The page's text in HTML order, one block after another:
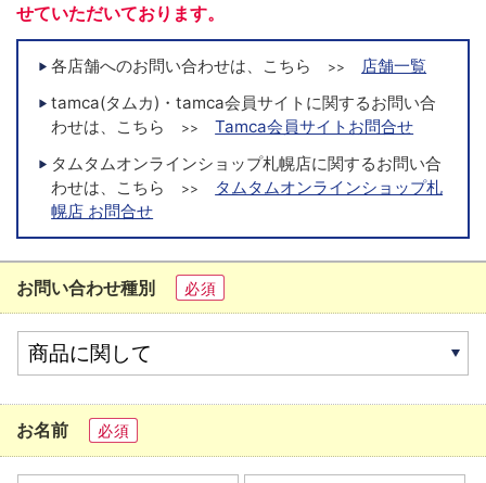
せていただいております。
各店舗へのお問い合わせは、こちら >>
店舗一覧
tamca(タムカ)・tamca会員サイトに関するお問い合
わせは、こちら
>>
Tamca会員サイトお問合せ
タムタムオンラインショップ札幌店に関するお問い合
わせは、こちら
>>
タムタムオンラインショップ札
幌店 お問合せ
お問い合わせ種別 必須
お名前 必須